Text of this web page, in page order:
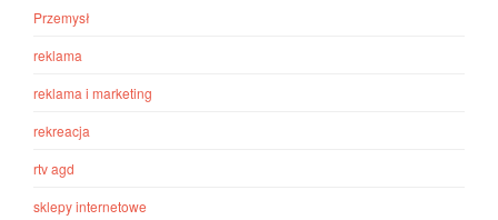
Przemysł
reklama
reklama i marketing
rekreacja
rtv agd
sklepy internetowe